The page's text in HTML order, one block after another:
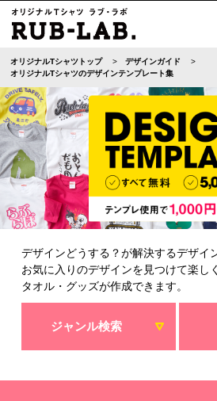
オリジナルTシャツトップ
デザインガイド
オリジナルTシャツのデザインテンプレート集
デザインどうする？が解決するデザイ
お気に入りのデザインを見つけて楽し
タオル・グッズが作成できます。
ジャンル検索